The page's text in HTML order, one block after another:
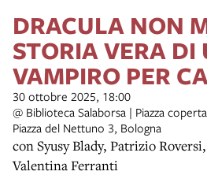
DRACULA NON
STORIA VERA DI
VAMPIRO PER
30 ottobre 2025, 18:00
@ Biblioteca Salaborsa | Piazza coperta
Piazza del Nettuno 3, Bologna
con Syusy Blady, Patrizio
Valentina Ferranti